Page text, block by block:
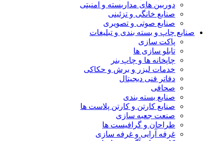
دوربین های مداربسته و امنیتی
صنایع خانگی و تزئینی
صنایع صوتی و تصویری
صنایع چاپ و بسته بندی و تبلیغات
پاکت سازی
تابلو سازی ها
چاپخانه ها و چاپ بنر
خدمات لیزر و برش و حکاکی
دفاتر فنی دیجیتال
صحافی
صنایع بسته بندی
صنایع کارتن و کارتن پلاست ها
صنعت جعبه سازی
طراحان و گرافیست ها
غرفه آرایی و غرفه سازی